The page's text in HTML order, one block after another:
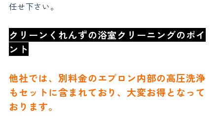
任せ下さい。
クリーンくれんずの浴室クリーニングのポイ
ント
他社では、別料金のエプロン内部の高圧洗浄
もセットに含まれており、大変お得となって
おります。